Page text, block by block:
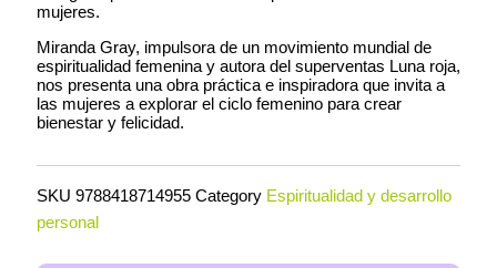
mujeres.
Miranda Gray, impulsora de un movimiento mundial de
espiritualidad femenina y autora del superventas Luna roja,
nos presenta una obra práctica e inspiradora que invita a
las mujeres a explorar el ciclo femenino para crear
bienestar y felicidad.
SKU 9788418714955 Category Espiritualidad y desarrollo
personal